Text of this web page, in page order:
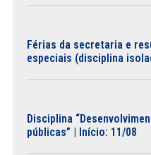
Férias da secretaria e
especiais (disciplina
Disciplina
públicas” | Início: 11/08